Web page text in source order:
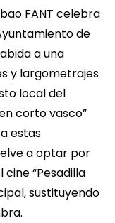
FANT celebra
de
a una
y largometrajes
local del
corto vasco”
estas
a optar por
“Pesadilla
sustituyendo